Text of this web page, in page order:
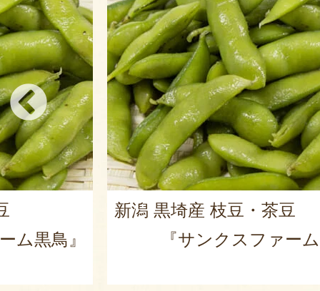
ム黒鳥』
新潟 黒埼産 枝豆・茶豆
『サンクスファー